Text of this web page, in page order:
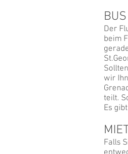
Der
beim
wir
teilt.
Es
Falls